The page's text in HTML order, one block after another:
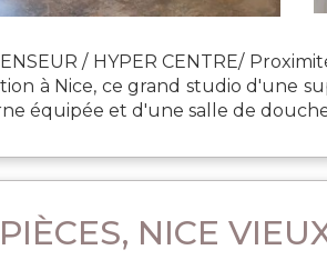
/ HYPER CENTRE/
à Nice, ce grand studio d'une
équipée et d'une salle de
NICE